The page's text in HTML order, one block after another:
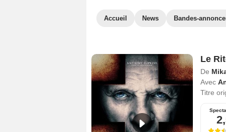
Accueil News Bandes-
Le
De
Avec
Titre